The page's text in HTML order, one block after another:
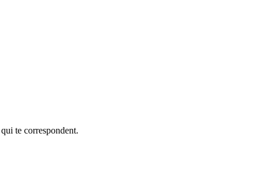
te correspondent.